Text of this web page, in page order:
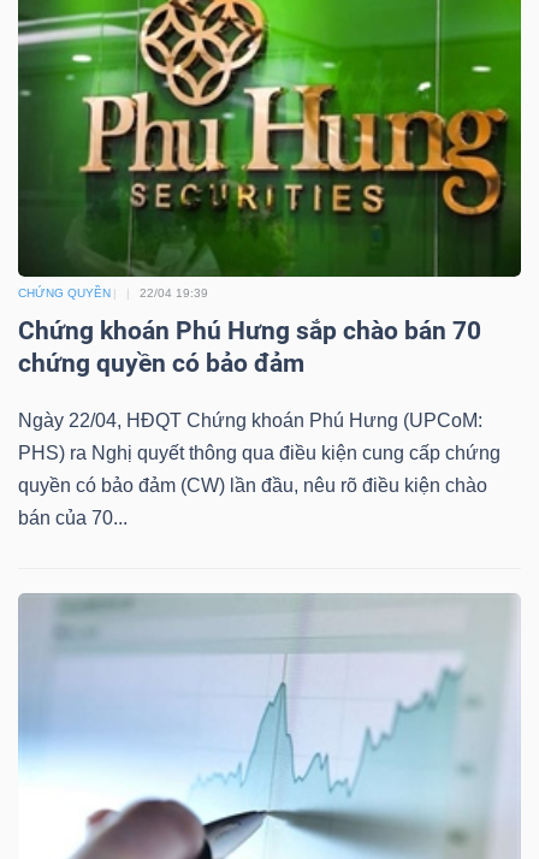
CHỨNG QUYỀN 22/04 19:39
Chứng khoán Phú Hưng sắp chào bán 70
chứng quyền có bảo đảm
Ngày 22/04, HĐQT Chứng khoán Phú Hưng (UPCoM:
PHS) ra Nghị quyết thông qua điều kiện cung cấp chứng
quyền có bảo đảm (CW) lần đầu, nêu rõ điều kiện chào
bán của 70...
YẾU
SỨC
KHỎE
CÔNG